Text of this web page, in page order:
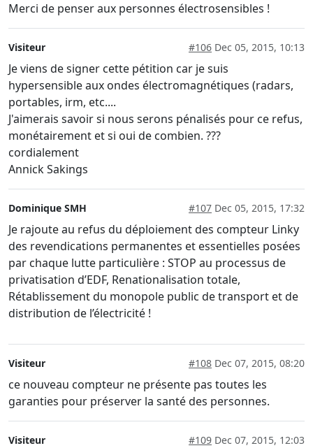
Merci de penser aux personnes électrosensibles !
Visiteur #106 Dec 05, 2015, 10:13
Je viens de signer cette pétition car je suis
hypersensible aux ondes électromagnétiques (radars,
portables, irm, etc....
J'aimerais savoir si nous serons pénalisés pour ce refus,
monétairement et si oui de combien. ???
cordialement
Annick Sakings
Dominique SMH #107 Dec 05, 2015, 17:32
Je rajoute au refus du déploiement des compteur Linky
des revendications permanentes et essentielles posées
par chaque lutte particulière : STOP au processus de
privatisation d’EDF, Renationalisation totale,
Rétablissement du monopole public de transport et de
distribution de l’électricité !
Visiteur #108 Dec 07, 2015, 08:20
ce nouveau compteur ne présente pas toutes les
garanties pour préserver la santé des personnes.
Visiteur #109 Dec 07, 2015, 12:03